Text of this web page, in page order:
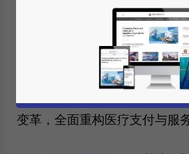
后的外籍劳工医疗保险框架正
加强工作准证（Work Permit
Pass）持有者保障的第二阶段
与雇主构建更公平的医疗体系
异化保费、医院直付机制以及
变革，全面重构医疗支付与服